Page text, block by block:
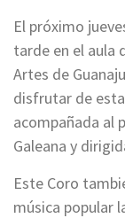
El próximo
tarde en el aula
Artes de
disfrutar de
acompañada al
Galeana y
Este Coro
música popular